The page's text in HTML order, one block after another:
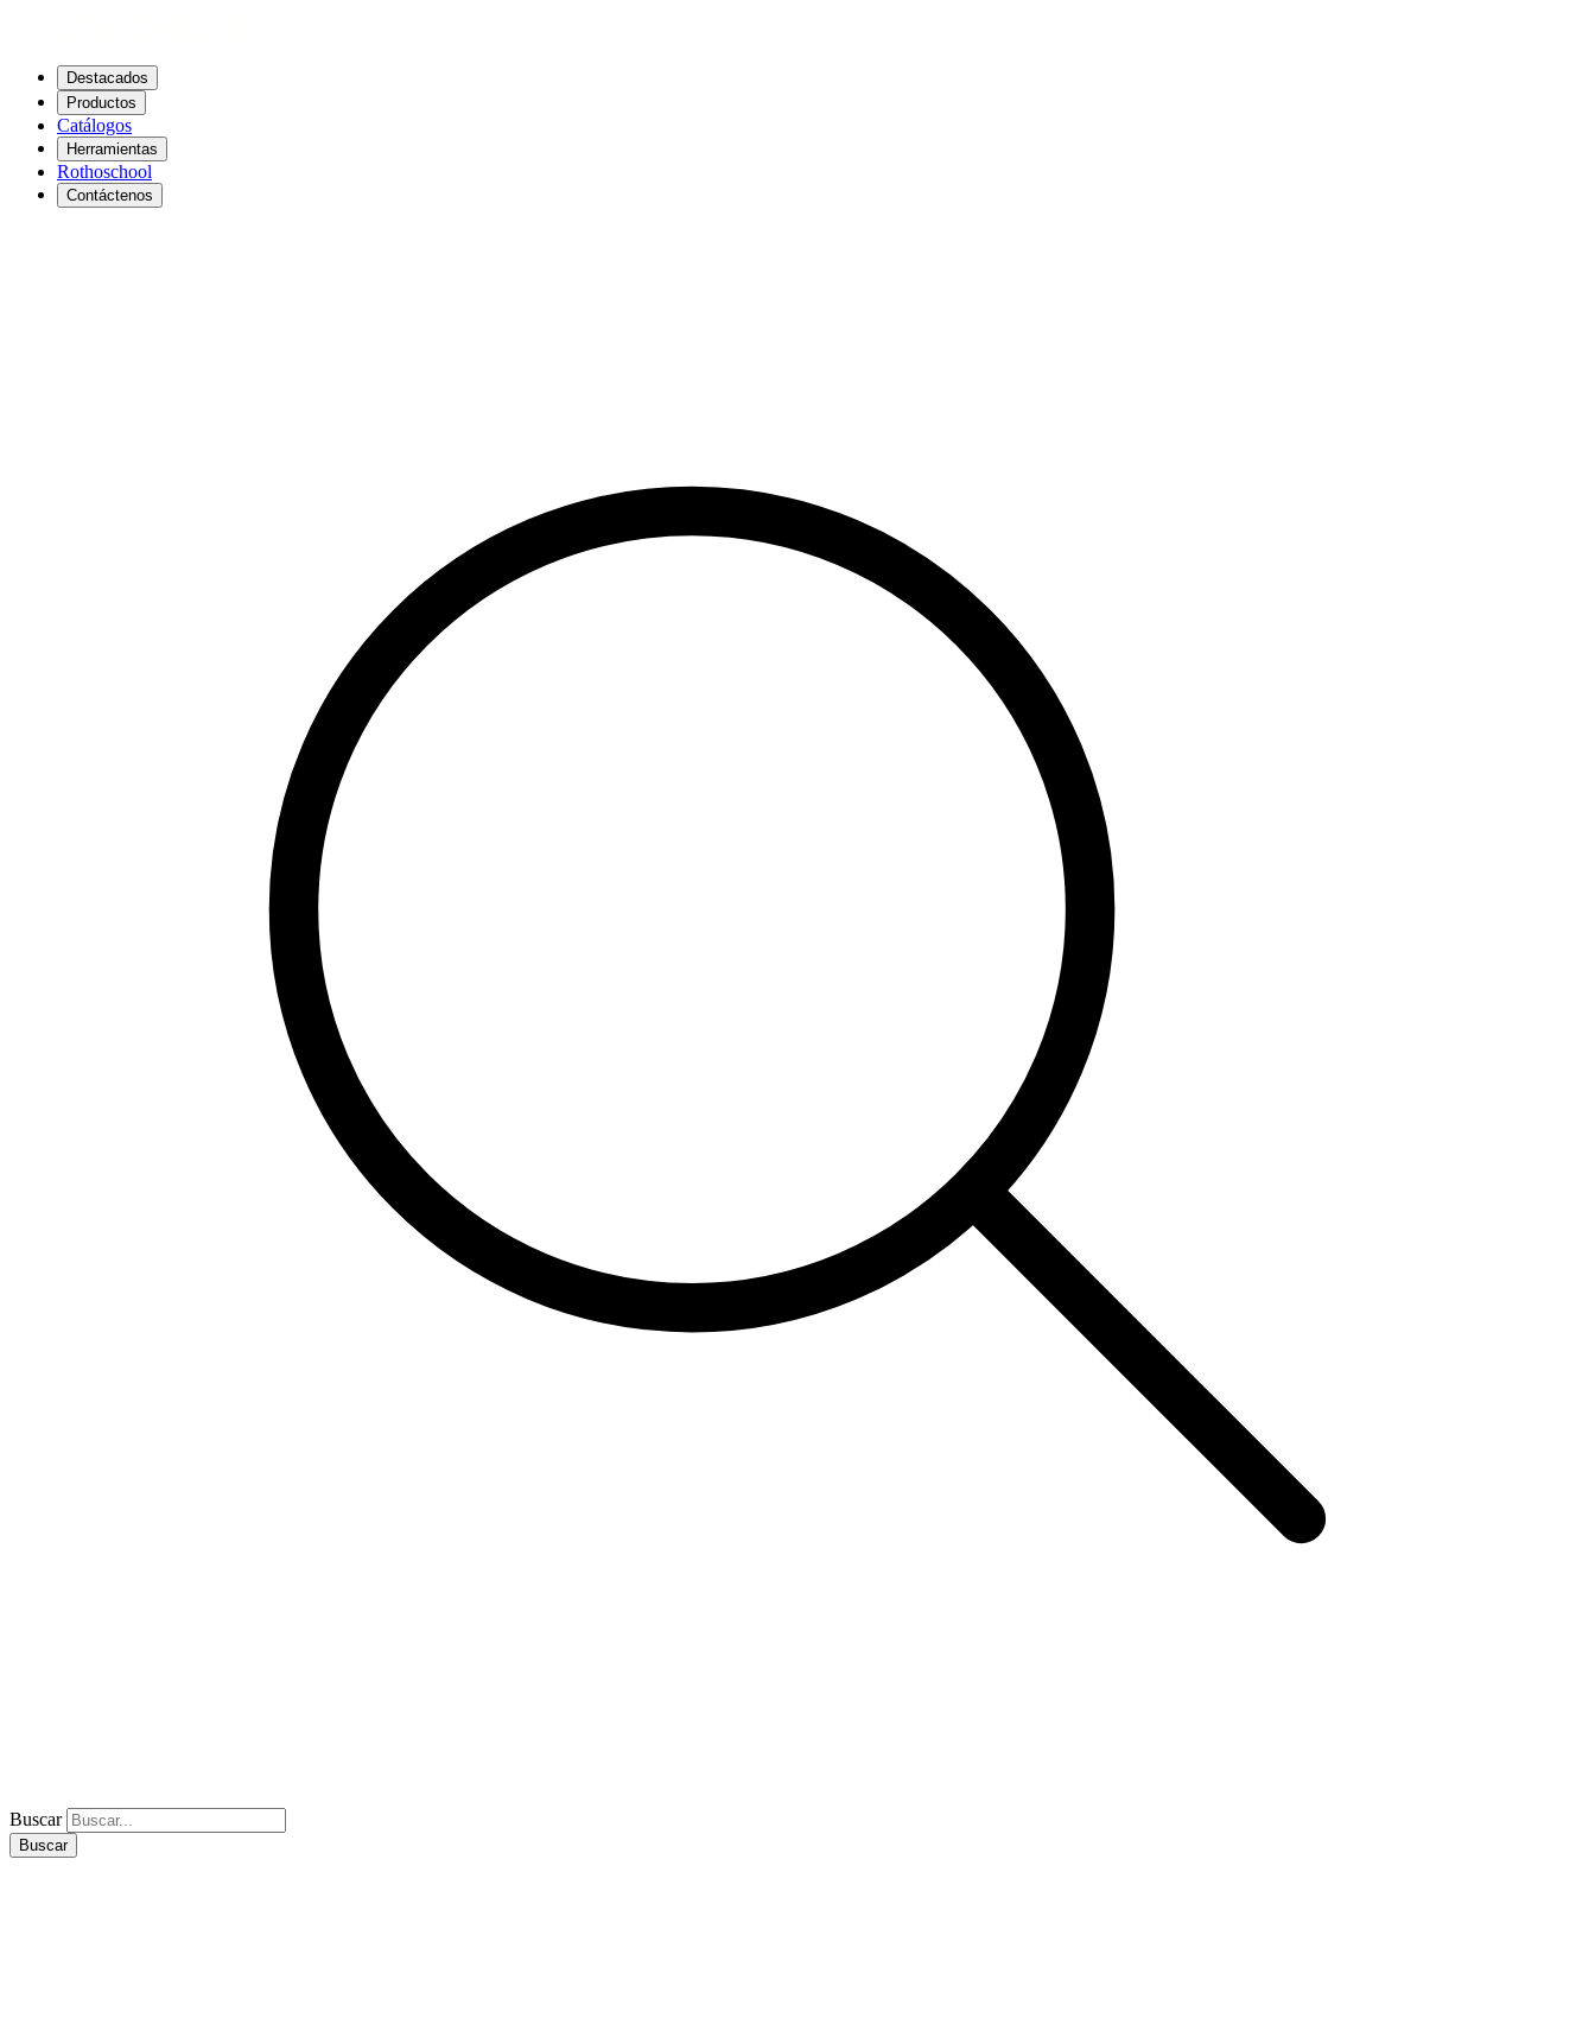
Destacados
Productos
Catálogos
Herramientas
Rothoschool
Contáctenos
Buscar
Buscar